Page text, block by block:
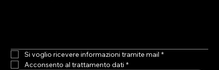
Si voglio ricevere informazioni tramite mail *
Acconsento al trattamento dati *